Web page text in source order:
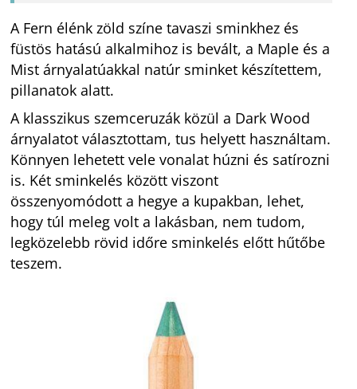
A Fern élénk zöld színe tavaszi sminkhez és
füstös hatású alkalmihoz is bevált, a Maple és a
Mist árnyalatúakkal natúr sminket készítettem,
pillanatok alatt.
A klasszikus szemceruzák közül a Dark Wood
árnyalatot választottam, tus helyett használtam.
Könnyen lehetett vele vonalat húzni és satírozni
is. Két sminkelés között viszont
összenyomódott a hegye a kupakban, lehet,
hogy túl meleg volt a lakásban, nem tudom,
legközelebb rövid időre sminkelés előtt hűtőbe
teszem.